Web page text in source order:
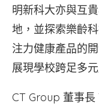
明新科大亦與互
地，並探索樂齡
注力健康產品的
展現學校跨足多
CT Group 董事